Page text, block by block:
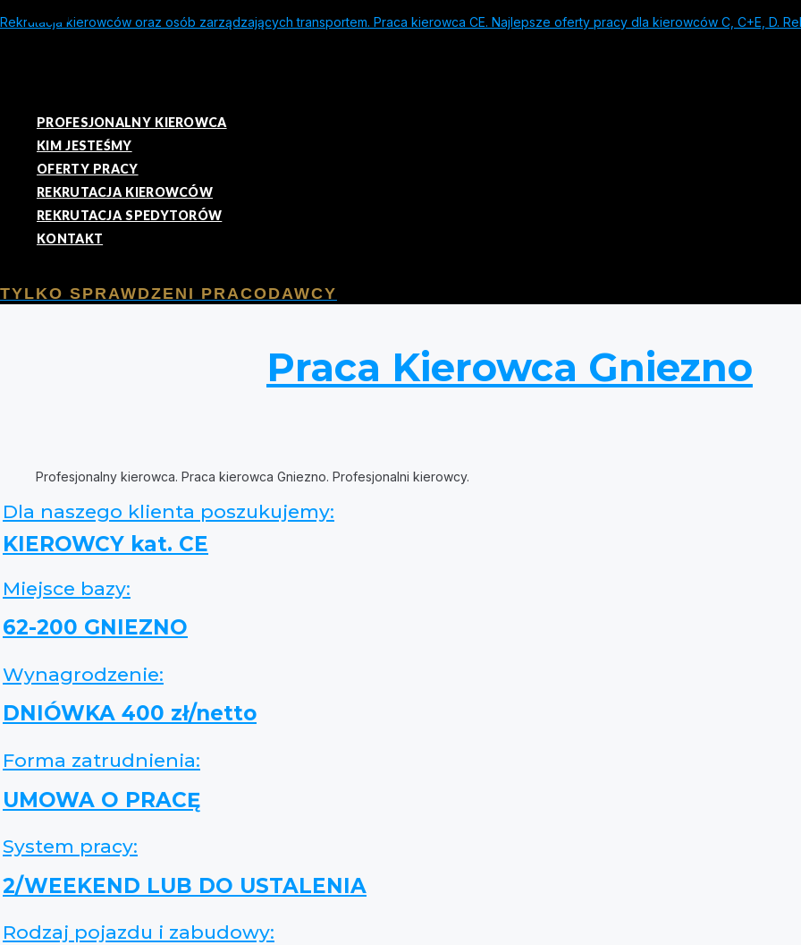
Rekrutacja kierowców oraz osób zarządzających transportem. Praca kierowca CE. Najlepsze oferty pracy dla kierowców C, C+E, D.
PROFESJONALNY KIEROWCA
KIM JESTEŚMY
OFERTY PRACY
REKRUTACJA KIEROWCÓW
REKRUTACJA SPEDYTORÓW
KONTAKT
TYLKO SPRAWDZENI PRACODAWCY
Praca Kierowca Gniezno
Profesjonalny kierowca. Praca kierowca Gniezno. Profesjonalni kierowcy.
Dla naszego klienta poszukujemy:
KIEROWCY kat. CE
Miejsce bazy:
62-200 GNIEZNO
Wynagrodzenie:
DNIÓWKA 400 zł/netto
Forma zatrudnienia:
UMOWA O PRACĘ
System pracy:
2/WEEKEND LUB DO USTALENIA
Rodzaj pojazdu i zabudowy: